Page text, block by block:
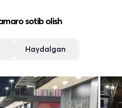
sotib olish
Haydalgan